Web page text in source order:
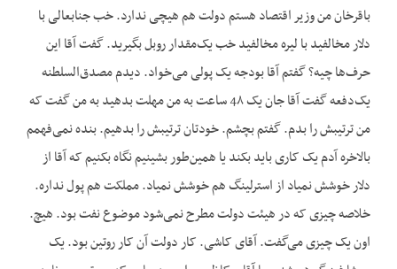
باقرخان من وزیر اقتصاد هستم دولت هم هیچی ندارد. خب جنابعالی با
دلار مخالفید با لیره مخالفید خب یک‌مقدار روبل بگیرید. گفت آقا این
حرف‌ها چیه؟ گفتم آقا بودجه یک پولی می‌خواد. دیدم مصدق‌السلطنه
یک‌دفعه گفت آقا جان یک 4۸ ساعت به من مهلت بدهید به من گفت که
من ترتیبش را بدم. گفتم بچشم. خودتان ترتیبش را بدهیم. بنده نمی‌فهمم
بالاخره آدم یک کاری باید بکند یا همین‌طور بشینیم نگاه بکنیم که آقا از
دلار خوشش نمیاد از استرلینگ هم خوشش نمیاد. مملکت هم پول نداره.
خلاصه چیزی که در هیئت دولت مطرح نمی‌شود موضوع نفت بود. هیچ.
اون یک چیزی می‌گفت. آقای کاشی. کار دولت آن کار روتین بود. یک